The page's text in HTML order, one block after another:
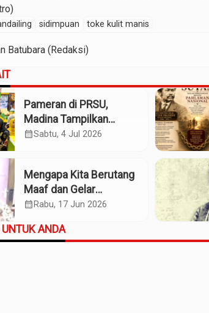
sidimpuan toke kulit manis
Batubara (Redaksi)
Pameran di PRSU,
Madina Tampilkan
Produk UMKM
calendar_monthSabtu, 4 Jul 2026
Mengapa Kita Berutang
Maaf dan Gelar
Pahlawan pada Sosok
calendar_month Rabu, 17 Jun 2026
UNTUK ANDA